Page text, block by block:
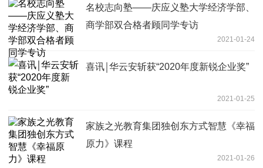
名校志向塾——庆应义塾大学经济学部、
商学部双合格者顾同学专访
2021-01-24
喜讯￨华云安斩获“2020年度新锐企业奖”
2021-01-25
家族之光教育集团独创东方式智慧《幸福
原力》课程
2021-01-26